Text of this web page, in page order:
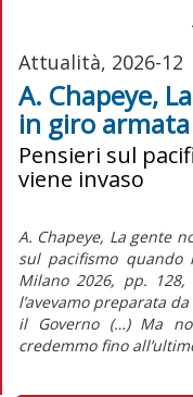
Attualità, 2026-12
A. Chapeye,
in giro armata
Pensieri sul
viene invaso
A. Chapeye, La gente
sul pacifismo quando
Milano 2026, pp. 128,
l’avevamo preparata
il Governo (…) Ma
credemmo fino